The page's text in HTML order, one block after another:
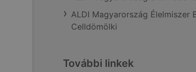
ALDI Magyarország Élelmiszer
Celldömölki
További linkek